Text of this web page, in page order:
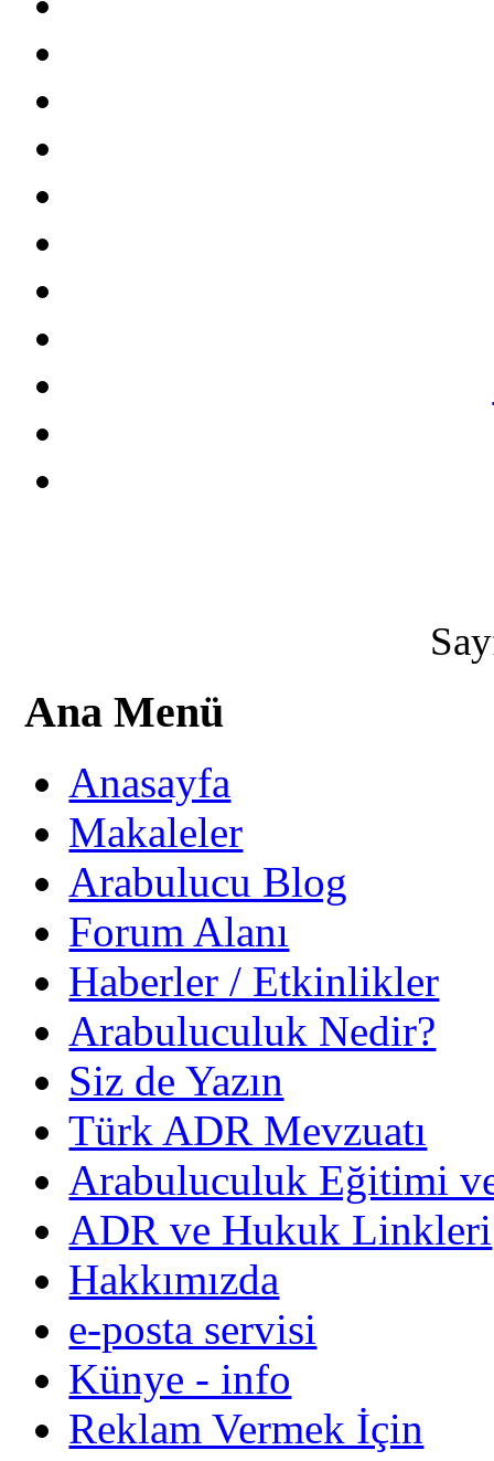
Ana Menü
Anasayfa
Makaleler
Arabulucu Blog
Forum Alanı
Haberler / Etkinlikler
Arabuluculuk Nedir?
Siz de Yazın
Türk ADR Mevzuatı
Arabuluculuk Eğitimi
ADR ve Hukuk Linkleri
Hakkımızda
e-posta servisi
Künye - info
Reklam Vermek İçin